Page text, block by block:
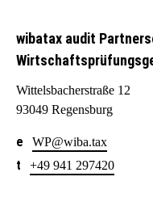
wibatax audit
Wittelsbacherstraße 12
93049 Regensburg
WP@wiba.tax
+49 941 297420